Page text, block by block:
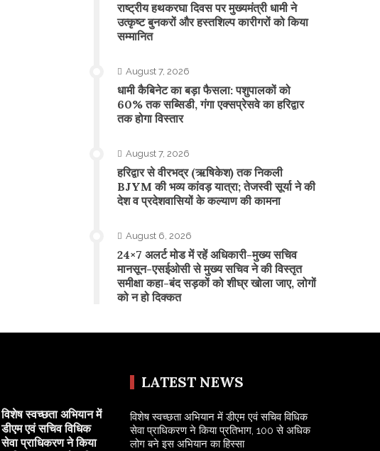
राष्ट्रीय हथकरघा दिवस पर मुख्यमंत्री धामी ने
उत्कृष्ट बुनकरों और हस्तशिल्प कारीगरों को किया
सम्मानित
August 7, 2026
​धामी कैबिनेट का बड़ा फैसला: पशुपालकों को
60% तक सब्सिडी, गंगा एक्सप्रेसवे का हरिद्वार
तक होगा विस्तार
August 7, 2026
​हरिद्वार से वीरभद्र (ऋषिकेश) तक निकली
BJYM की भव्य कांवड़ यात्रा; तेजस्वी सूर्या ने की
देश व प्रदेशवासियों के कल्याण की कामना
August 6, 2026
24×7 अलर्ट मोड में रहें अधिकारी-मुख्य सचिव
मानसून-एसईओसी से मुख्य सचिव ने की विस्तृत
समीक्षा कहा-बंद सड़कों को शीघ्र खोला जाए, लोगों
को न हो दिक्कत
विशेष स्वच्छता अभियान में
डीएम एवं सचिव विधिक
सेवा प्राधिकरण ने किया
LATEST NEWS
विशेष स्वच्छता अभियान में डीएम एवं सचिव विधिक
सेवा प्राधिकरण ने किया प्रतिभाग, 100 से अधिक
लोग बने इस अभियान का हिस्सा